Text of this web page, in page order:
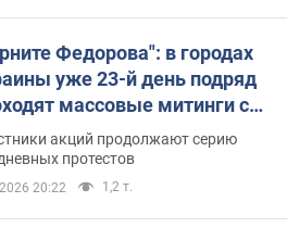
Федорова": в городах
уже 23-й день подряд
массовые митинги с
Фото и видео
акций продолжают серию
протестов
20:22 1,2 т.